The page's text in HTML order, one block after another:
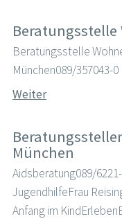
Beratungsstelle
Beratungsstelle
München089/357043-0
Weiter
München
Aidsberatung089/
JugendhilfeFrau
Anfang im